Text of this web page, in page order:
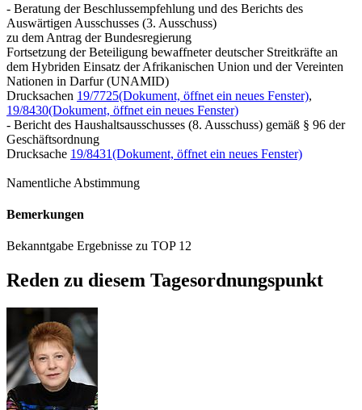
- Beratung der Beschlussempfehlung und des Berichts des
Auswärtigen Ausschusses (3. Ausschuss)
zu dem Antrag der Bundesregierung
Fortsetzung der Beteiligung bewaffneter deutscher Streitkräfte an
dem Hybriden Einsatz der Afrikanischen Union und der Vereinten
Nationen in Darfur (UNAMID)
Drucksachen 19/7725(Dokument, öffnet ein neues Fenster),
19/8430(Dokument, öffnet ein neues Fenster)
- Bericht des Haushaltsausschusses (8. Ausschuss) gemäß § 96 der
Geschäftsordnung
Drucksache 19/8431(Dokument, öffnet ein neues Fenster)
Namentliche Abstimmung
Bemerkungen
Bekanntgabe Ergebnisse zu TOP 12
Reden zu diesem Tagesordnungspunkt